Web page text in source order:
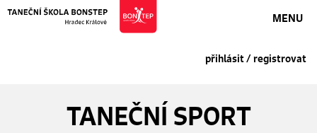
MENU
přihlásit / registrovat
TANEČNÍ SPORT